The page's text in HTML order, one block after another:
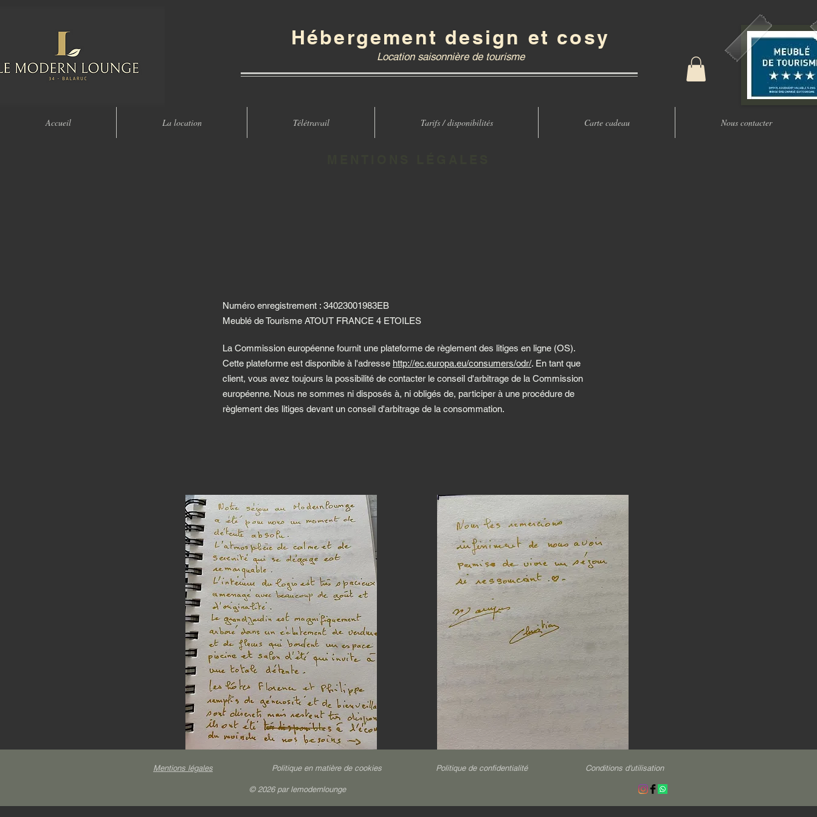
Hébergement design et cosy
Location saisonnière de tourisme
Accueil La location Télétravail Tarifs / disponibilités Carte cadeau Nous contacter
Numéro enregistrement : 34023001983EB
Meublé de Tourisme ATOUT FRANCE 4 ETOILES
La Commission européenne fournit une plateforme de règlement des litiges en ligne (OS).
Cette plateforme est disponible à l'adresse http://ec.europa.eu/consumers/odr/. En tant que
client, vous avez toujours la possibilité de contacter le conseil d'arbitrage de la Commission
européenne. Nous ne sommes ni disposés à, ni obligés de, participer à une procédure de
règlement des litiges devant un conseil d'arbitrage de la consommation.
Mentions légales Politique en matière de cookies Politique de confidentialité
© 2026 par lemodernlounge
Conditions d'utilisation